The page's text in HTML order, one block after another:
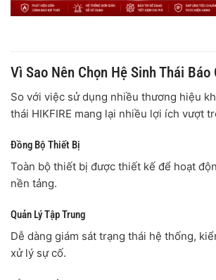
Vì Sao Nên Chọn Hệ Sinh Thái Báo
So với việc sử dụng nhiều thương hiệu
thái HIKFIRE mang lại nhiều lợi ích vượt
Đồng Bộ Thiết Bị
Toàn bộ thiết bị được thiết kế để hoạt
nền tảng.
Quản Lý Tập Trung
Dễ dàng giám sát trạng thái hệ thống,
xử lý sự cố.